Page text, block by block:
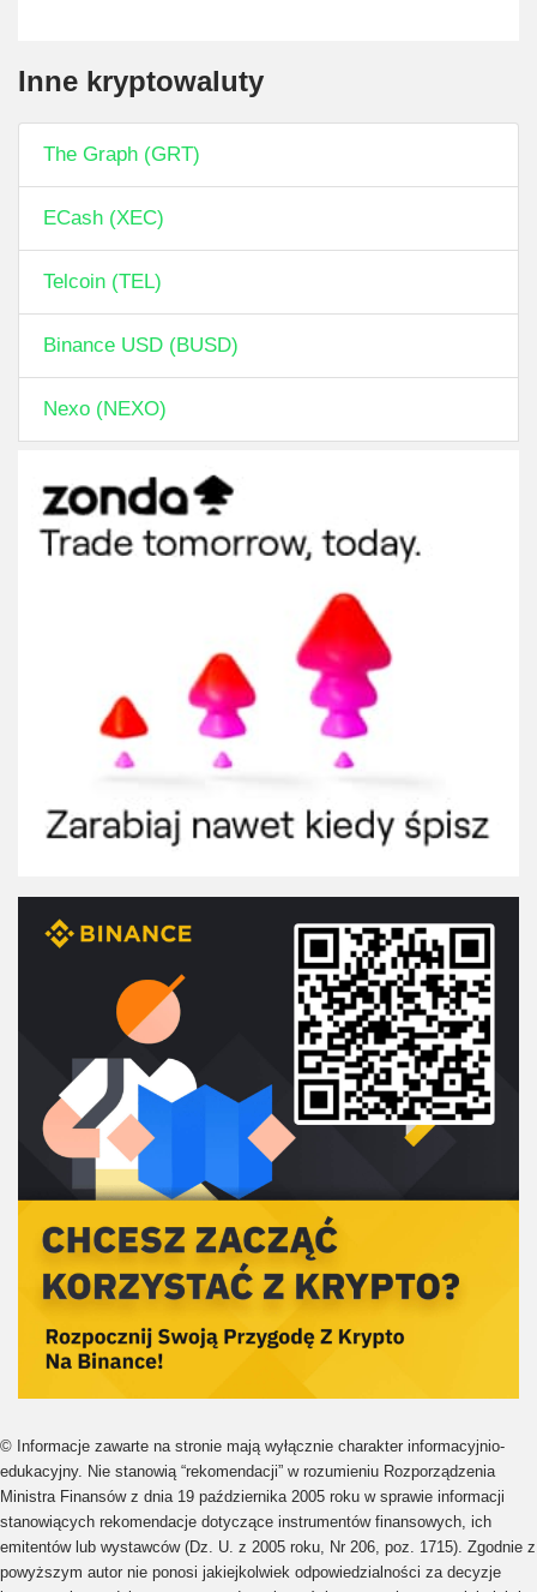
Inne kryptowaluty
The Graph (GRT)
ECash (XEC)
Telcoin (TEL)
Binance USD (BUSD)
Nexo (NEXO)
© Informacje zawarte na stronie mają wyłącznie charakter informacyjnio-
edukacyjny. Nie stanowią “rekomendacji” w rozumieniu Rozporządzenia
Ministra Finansów z dnia 19 października 2005 roku w sprawie informacji
stanowiących rekomendacje dotyczące instrumentów finansowych, ich
emitentów lub wystawców (Dz. U. z 2005 roku, Nr 206, poz. 1715). Zgodnie z
powyższym autor nie ponosi jakiejkolwiek odpowiedzialności za decyzje